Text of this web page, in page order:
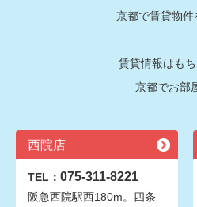
京都で賃貸物
賃貸情報はも
京都でお部
西院店
TEL： 075-311-8221
阪急西院駅西180m。四条